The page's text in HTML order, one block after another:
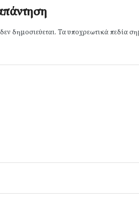
δημοσιεύεται. Τα υποχρεωτικά πεδία